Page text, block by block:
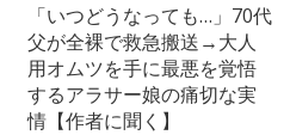
「いつどうなっても…」70代
父が全裸で救急搬送→大人
用オムツを手に最悪を覚悟
するアラサー娘の痛切な実
情【作者に聞く】